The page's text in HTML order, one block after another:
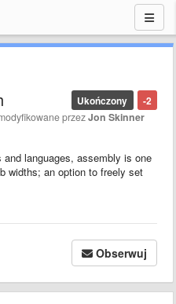
-2
Ukończony
przezJon Skinner
languages, assembly is one
widths; an option to freely set
Obserwuj